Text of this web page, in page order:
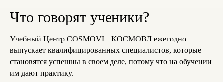
Что говорят ученики?
Учебный Центр COSMOVL | КОСМОВЛ ежегодно
выпускает квалифицированных специалистов, которые
становятся успешны в своем деле, потому что на обучении
им дают практику.